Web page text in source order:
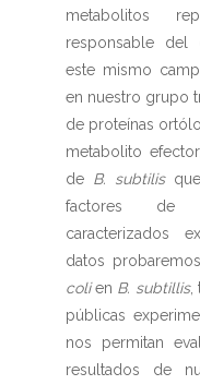
metabolitos
responsable del
este mismo
en nuestro grupo
de proteínas
metabolito
de B. subtilisque
factores de
caracterizados
datos
colien B. subtillis,
públicas
nos permitan
resultados de